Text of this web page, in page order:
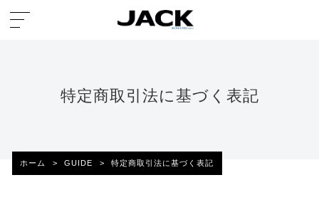
特定商取引法に基づく表記
ホーム > GUIDE > 特定商取引法に基づく表記